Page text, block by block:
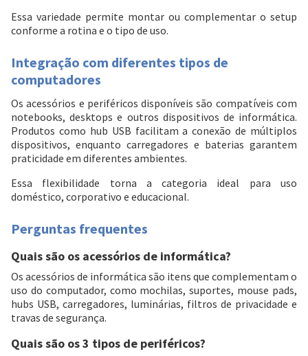
Essa variedade permite montar ou complementar o setup
conforme a rotina e o tipo de uso.
Integração com diferentes tipos de
computadores
Os acessórios e periféricos disponíveis são compatíveis com
notebooks, desktops e outros dispositivos de informática.
Produtos como hub USB facilitam a conexão de múltiplos
dispositivos, enquanto carregadores e baterias garantem
praticidade em diferentes ambientes.
Essa flexibilidade torna a categoria ideal para uso
doméstico, corporativo e educacional.
Perguntas frequentes
Quais são os acessórios de informática?
Os acessórios de informática são itens que complementam o
uso do computador, como mochilas, suportes, mouse pads,
hubs USB, carregadores, luminárias, filtros de privacidade e
travas de segurança.
Quais são os 3 tipos de periféricos?